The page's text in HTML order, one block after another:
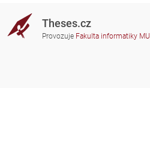
Theses.cz
Provozuje Fakulta informatiky MU